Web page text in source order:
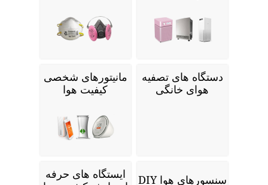
دستگاه های تصفیه
هوای خانگی
مانیتورهای شخصی
کیفیت هوا
سنسورهای هوا DIY
ایستگاه های حرفه